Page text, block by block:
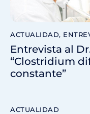
ACTUALIDAD,
Entrevista al
“Clostridium
constante”
ACTUALIDAD